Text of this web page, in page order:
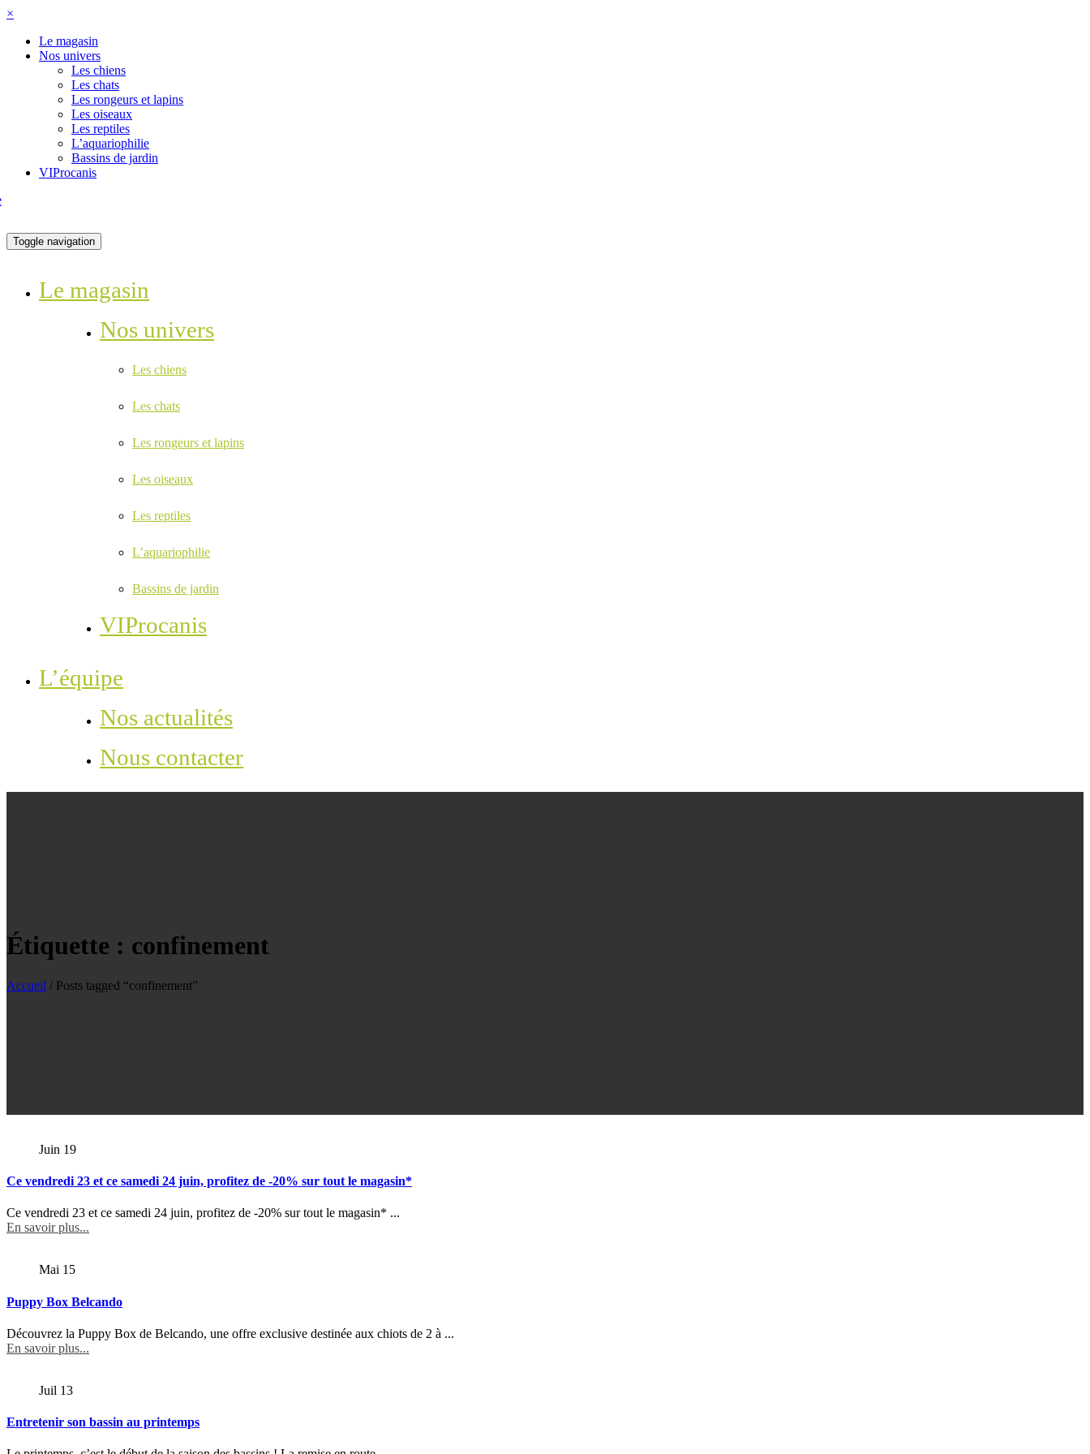
×
Le magasin
Nos univers
Les chiens
Les chats
Les rongeurs et lapins
Les oiseaux
Les reptiles
L’aquariophilie
Bassins de jardin
VIProcanis
Toggle navigation
Le magasin
Nos univers
Les chiens
Les chats
Les rongeurs et lapins
Les oiseaux
Les reptiles
L’aquariophilie
Bassins de jardin
VIProcanis
L’équipe
Nos actualités
Nous contacter
Étiquette : confinement
Accueil / Posts tagged “confinement”
Juin 19
Ce vendredi 23 et ce samedi 24 juin, profitez de -20% sur tout le magasin*
Ce vendredi 23 et ce samedi 24 juin, profitez de -20% sur tout le magasin* ...
En savoir plus...
Mai 15
Puppy Box Belcando
Découvrez la Puppy Box de Belcando, une offre exclusive destinée aux chiots de 2 à ...
En savoir plus...
Juil 13
Entretenir son bassin au printemps